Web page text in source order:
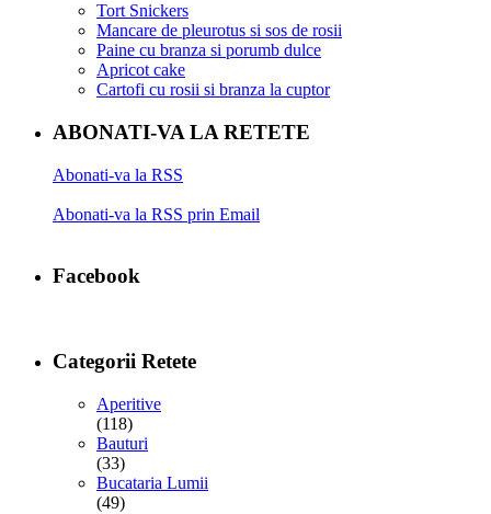
Tort Snickers
Mancare de pleurotus si sos de rosii
Paine cu branza si porumb dulce
Apricot cake
Cartofi cu rosii si branza la cuptor
ABONATI-VA LA RETETE
Abonati-va la RSS
Abonati-va la RSS prin Email
Facebook
Categorii Retete
Aperitive
(118)
Bauturi
(33)
Bucataria Lumii
(49)